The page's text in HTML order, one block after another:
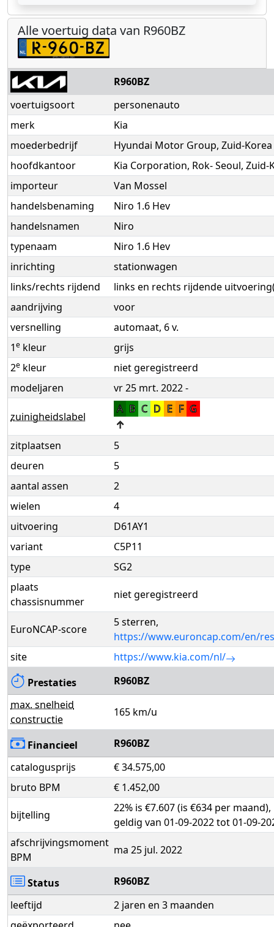
Alle voertuig data van R960BZ
R960BZ
voertuigsoort
personenauto
merk
Kia
moederbedrijf
Hyundai Motor Group, Zuid-Korea
hoofdkantoor
Kia Corporation, Rok- Seoul, Zuid-
importeur
Van Mossel
handelsbenaming
Niro 1.6 Hev
handelsnamen
Niro
typenaam
Niro 1.6 Hev
inrichting
stationwagen
links/rechts rijdend
links en rechts rijdende
aandrijving
voor
versnelling
automaat, 6 v.
1e kleur
grijs
2e kleur
niet geregistreerd
modeljaren
vr 25 mrt. 2022 -
zuinigheidslabel
A B C D E F G
↑
zitplaatsen
5
deuren
5
aantal assen
2
wielen
4
uitvoering
D61AY1
variant
C5P11
type
SG2
plaats
chassisnummer
niet geregistreerd
EuroNCAP-score
5 sterren,
https://www.euroncap.com/en/
site
https://www.kia.com/nl/
Prestaties
R960BZ
max. snelheid
constructie
165 km/u
Financieel
R960BZ
catalogusprijs
€ 34.575,00
bruto BPM
€ 1.452,00
bijtelling
22% is €7.607 (is €634 per maand),
geldig van 01-09-2022 tot 01-09-
afschrijvingsmoment
BPM
ma 25 jul. 2022
Status
R960BZ
leeftijd
2 jaren en 3 maanden